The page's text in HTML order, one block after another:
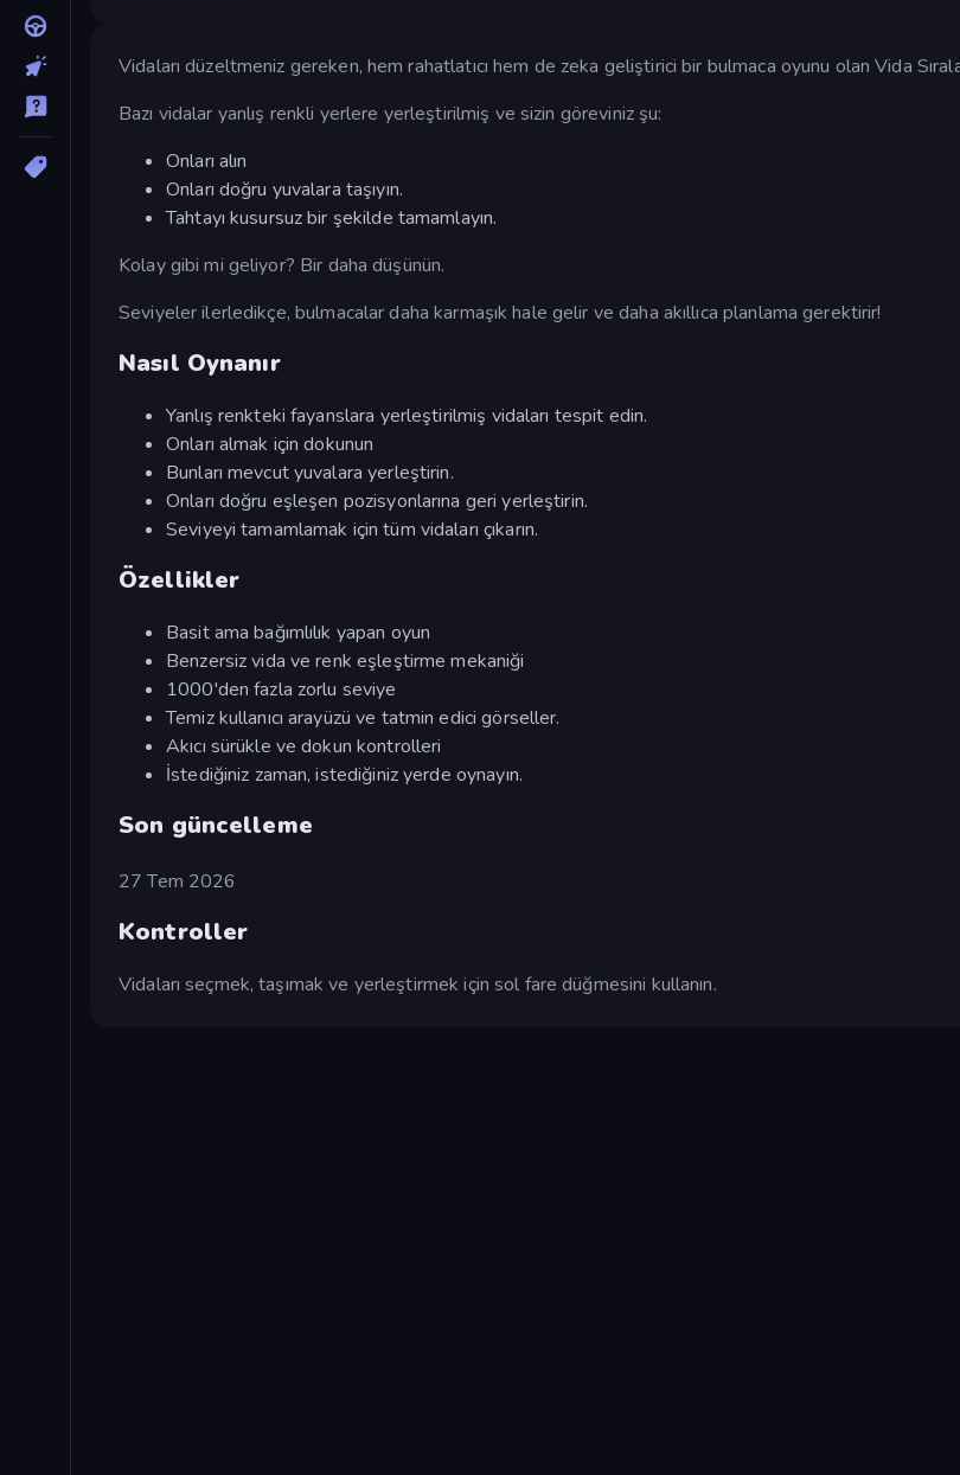
Vidaları düzeltmeniz gereken, hem rahatlatıcı hem de zeka geliştirici bir bulmaca oyunu olan Vida
Bazı vidalar yanlış renkli yerlere yerleştirilmiş ve sizin göreviniz şu:
Onları alın
Onları doğru yuvalara taşıyın.
Tahtayı kusursuz bir şekilde tamamlayın.
Kolay gibi mi geliyor? Bir daha düşünün.
Seviyeler ilerledikçe, bulmacalar daha karmaşık hale gelir ve daha akıllıca planlama gerektirir!
Nasıl Oynanır
Yanlış renkteki fayanslara yerleştirilmiş vidaları tespit edin.
Onları almak için dokunun
Bunları mevcut yuvalara yerleştirin.
Onları doğru eşleşen pozisyonlarına geri yerleştirin.
Seviyeyi tamamlamak için tüm vidaları çıkarın.
Özellikler
Basit ama bağımlılık yapan oyun
Benzersiz vida ve renk eşleştirme mekaniği
1000'den fazla zorlu seviye
Temiz kullanıcı arayüzü ve tatmin edici görseller.
Akıcı sürükle ve dokun kontrolleri
İstediğiniz zaman, istediğiniz yerde oynayın.
Son güncelleme
27 Tem 2026
Kontroller
Vidaları seçmek, taşımak ve yerleştirmek için sol fare düğmesini kullanın.